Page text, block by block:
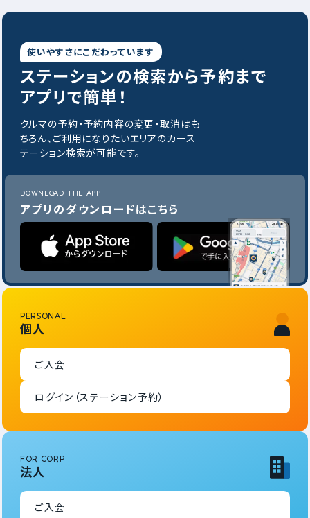
使いやすさにこだわっています
ステーションの検索から予約まで
アプリで簡単！
クルマの予約・予約内容の変更・取消はも
ちろん、ご利用になりたいエリアのカース
テーション検索が可能です。
DOWNLOAD THE APP
アプリのダウンロードはこちら
PERSONAL
個人
ご入会
ログイン（ステーション予約）
FOR CORP
法人
ご入会